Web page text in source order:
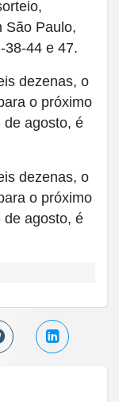
São Paulo,
38-44 e 47.
dezenas, o
o próximo
de agosto, é
dezenas, o
o próximo
de agosto, é